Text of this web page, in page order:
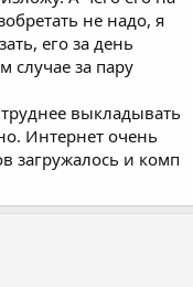
не надо, я
его за день
случае за пару
выкладывать
Интернет очень
загружалось и комп